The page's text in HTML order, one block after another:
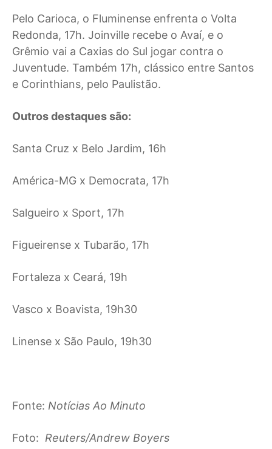
Pelo Carioca, o Fluminense enfrenta o Volta
Redonda, 17h. Joinville recebe o Avaí, e o
Grêmio vai a Caxias do Sul jogar contra o
Juventude. Também 17h, clássico entre Santos
e Corinthians, pelo Paulistão.
Outros destaques são:
Santa Cruz x Belo Jardim, 16h
América-MG x Democrata, 17h
Salgueiro x Sport, 17h
Figueirense x Tubarão, 17h
Fortaleza x Ceará, 19h
Vasco x Boavista, 19h30
Linense x São Paulo, 19h30
Fonte: Notícias Ao Minuto
Foto: Reuters/Andrew Boyers